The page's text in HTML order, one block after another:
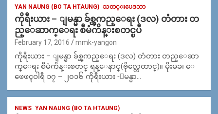
YAN NAUNG (BO TA HTAUNG) သတင္းပေဒသာ
ကိုရီးယား – ျမန္မာ ခ်စ္ၾကည္ေရး (ဒလ) တံတား တ
ည္ေဆာက္ေရး စီမံကိန္းစတင္ၿပီ
February 17, 2016 mmk-yangon
ကိုရီးယား – ျမန္မာ ခ်စ္ၾကည္ေရး (ဒလ) တံတား တည္ေဆာ
က္ေရး စီမံကိန္းစတင္ ရန္ေနာင္(ဗိုလ္တေထာင္)။ မိုးမခ၊ ေ
ဖေဖၚဝါရီ ၁၇ – ၂၀၁၆ ကိုရီးယား -ျမန္မာ…
NEWS YAN NAUNG (BO TA HTAUNG)